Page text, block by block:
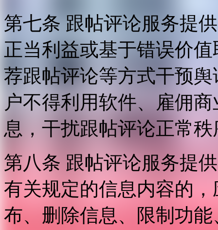
第七条 跟帖评论服务提
正当利益或基于错误价
荐跟帖评论等方式干预
户不得利用软件、雇佣
息，干扰跟帖评论正常
第八条 跟帖评论服务提
有关规定的信息内容的
布、删除信息、限制功